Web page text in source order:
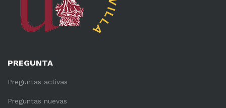
PREGUNTA
Preguntas activas
Preguntas nuevas